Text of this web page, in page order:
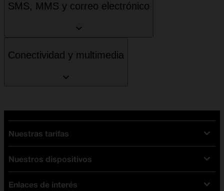
SMS, MMS y correo electrónico
Conectividad y multimedia
Nuestras tarifas
Tarifas Orange
Tarifas fibra y móvil
Nuestros dispositivos
Ofertas en móviles
Enlaces de interés